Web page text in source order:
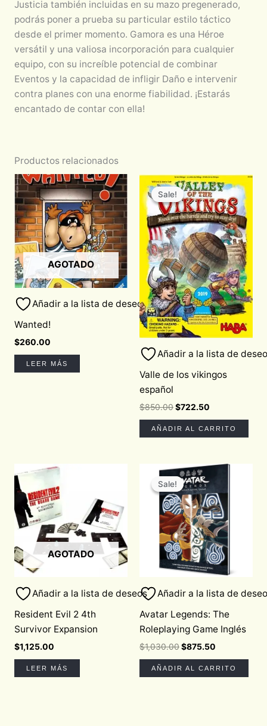
Justicia también incluidas en su mazo pregenerado,
podrás poner a prueba su particular estilo táctico
desde el primer momento. Gamora es una Héroe
versátil y una valiosa incorporación para cualquier
equipo, con su increíble potencial de combinar
Eventos y la capacidad de infligir Daño e intervenir
contra planes con una enorme fiabilidad. ¡Estarás
encantado de contar con ella!
Productos relacionados
AGOTADO
Añadir a la lista de deseos
Wanted!
$260.00
LEER MÁS
Sale!
Sale!
Añadir a la lista de
Valle de los vikingos
español
$850.00
Original
price
was:
$850.00.
$722.50
Current
price
is:
$722.50.
AÑADIR AL CARRITO
AGOTADO
Añadir a la lista de deseos
Resident Evil 2 4th
Survivor Expansion
$1,125.00
LEER MÁS
Sale!
Sale!
Añadir a la lista de
Avatar Legends: The
Roleplaying Game Inglés
$1,030.00
Original
price
was:
$1,030.00.
$875.50
Current
$875.50.
AÑADIR AL CARRITO